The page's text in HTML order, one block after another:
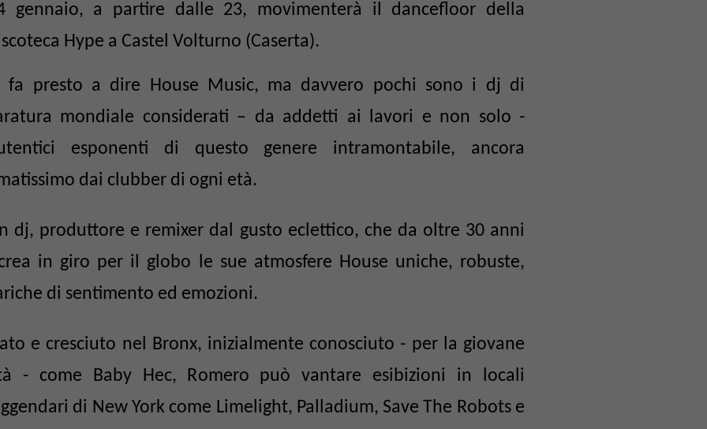
gennaio, a partire dalle 23, movimenterà il dancefloor della
Hype a Castel Volturno (Caserta).
fa presto a dire House Music, ma davvero pochi sono i dj di
mondiale considerati – da addetti ai lavori e non solo -
esponenti di questo genere intramontabile, ancora
dai clubber di ogni età.
dj, produttore e remixer dal gusto eclettico, che da oltre 30 anni
in giro per il globo le sue atmosfere House uniche, robuste,
di sentimento ed emozioni.
e cresciuto nel Bronx, inizialmente conosciuto - per la giovane
- come Baby Hec, Romero può vantare esibizioni in locali
di New York come Limelight, Palladium, Save The Robots e